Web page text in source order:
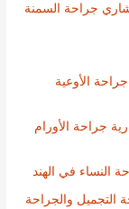
جراحة السمنة
الأوعية
جراحة الأورام
النساء في الهند
التجميل والجراحة